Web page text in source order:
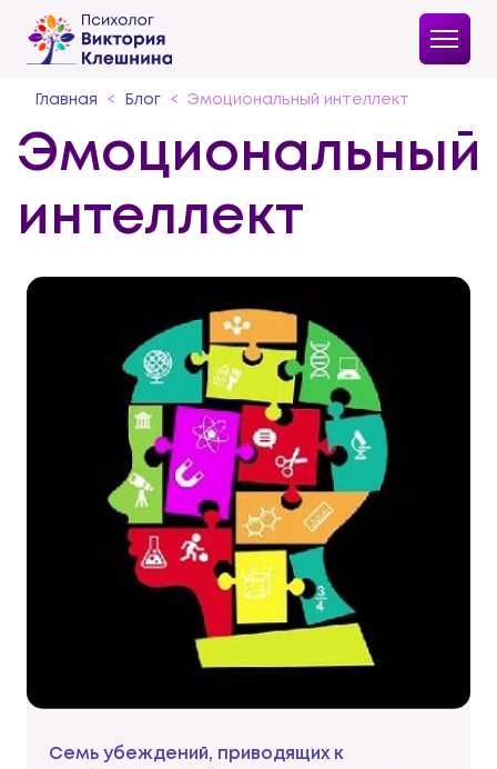
Главная Блог Эмоциональный интеллект
Эмоциональный
интеллект
Семь убеждений, приводящих к